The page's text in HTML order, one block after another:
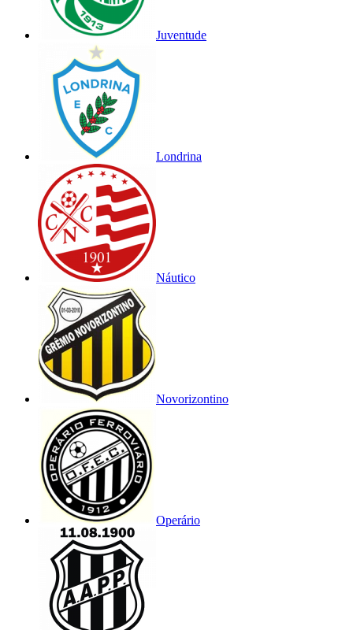
Juventude
Londrina
Náutico
Novorizontino
Operário